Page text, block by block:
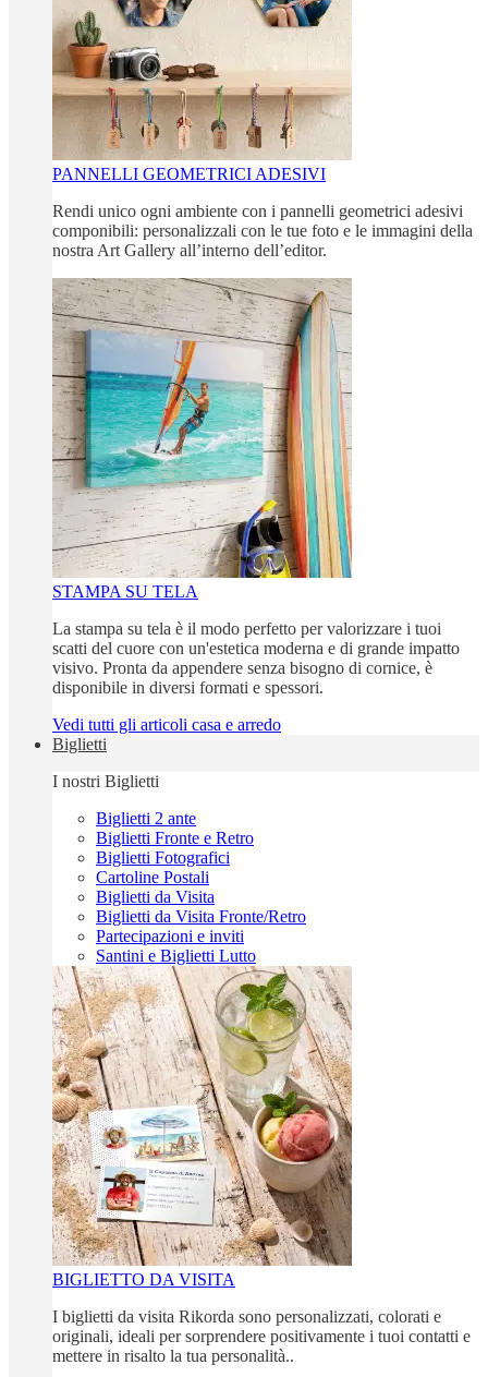
PANNELLI GEOMETRICI ADESIVI
Rendi unico ogni ambiente con i pannelli geometrici adesivi
componibili: personalizzali con le tue foto e le immagini della
nostra Art Gallery all’interno dell’editor.
STAMPA SU TELA
La stampa su tela è il modo perfetto per valorizzare i tuoi
scatti del cuore con un'estetica moderna e di grande impatto
visivo. Pronta da appendere senza bisogno di cornice, è
disponibile in diversi formati e spessori.
Vedi tutti gli articoli casa e arredo
Biglietti
I nostri Biglietti
Biglietti 2 ante
Biglietti Fronte e Retro
Biglietti Fotografici
Cartoline Postali
Biglietti da Visita
Biglietti da Visita Fronte/Retro
Partecipazioni e inviti
Santini e Biglietti Lutto
BIGLIETTO DA VISITA
I biglietti da visita Rikorda sono personalizzati, colorati e
originali, ideali per sorprendere positivamente i tuoi contatti e
mettere in risalto la tua personalità..